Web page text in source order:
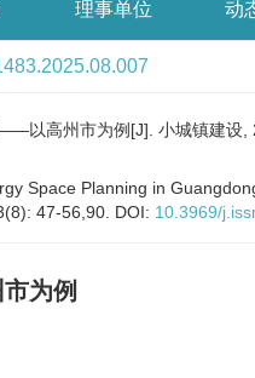
理事单位 动
以高州市为例[J]. 小城镇建设,
Space Planning in
47-56,90. DOI: 10.3969/
为例